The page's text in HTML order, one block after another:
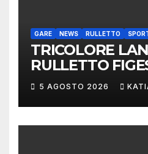
GARE NEWS RULLETTO
TRICOLORE
RULLETTO
DI CASTELLO
MARCHIGIANI
5 AGOSTO 2026